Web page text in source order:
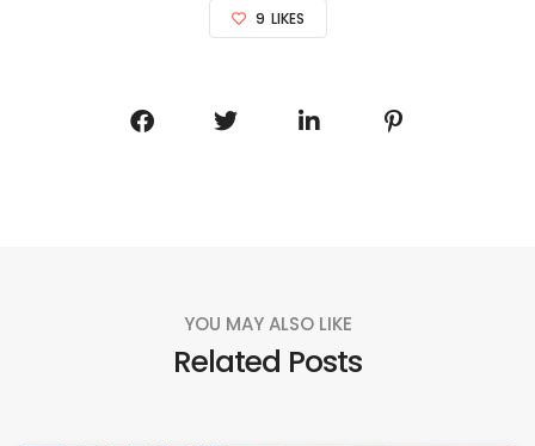
9 LIKES
YOU MAY ALSO LIKE
Related Posts